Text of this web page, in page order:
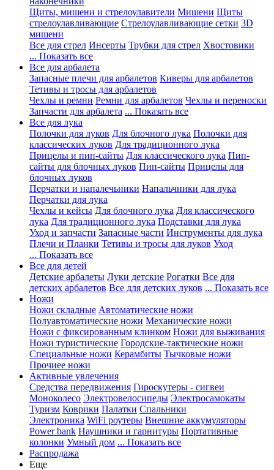
Щиты, мишени и стрелоулавители Мишени Щиты
стрелоулавливающие Стрелоулавливающие сетки 3D
мишени
Все для стрел Инсерты Трубки для стрел Хвостовики
... Показать все
Все для арбалета
Запасные плечи для арбалетов Киверы для арбалетов
Тетивы и тросы для арбалетов
Чехлы и ремни Ремни для арбалетов Чехлы и переноски
Запчасти для арбалета ... Показать все
Все для лука
Полочки для луков Для блочного лука Полочки для
классических луков Для традиционного лука
Прицелы и пип-сайты Для классического лука Пип-
сайты для блочных луков Пип-сайты Прицелы для
блочных луков
Перчатки и напалечьники Напальчники для лука
Перчатки для лука
Чехлы и кейсы Для блочного лука Для классического
лука Для традиционного лука Подставки для лука
Уход и запчасти Запасные части Инструменты для лука
Плечи и Планки Тетивы и тросы для луков Уход
... Показать все
Все для детей
Детские арбалеты Луки детские Рогатки Все для
детских арбалетов Все для детских луков ... Показать все
Ножи
Ножи складные Автоматические ножи
Полуавтоматические ножи Механические ножи
Ножи с фиксированным клинком Ножи для выживания
Ножи туристические Городские-тактические ножи
Специальные ножи Керамбиты Тычковые ножи
Прочиее ножи
Активные увлечения
Средства передвижения Гироскутеры - сигвеи
Моноколесо Электровелосипеды Электросамокаты
Туризм Коврики Палатки Спальники
Электроника WiFi роутеры Внешние аккумуляторы
Power bank Наушники и гарнитуры Портативные
колонки Умный дом ... Показать все
Распродажа
Еще